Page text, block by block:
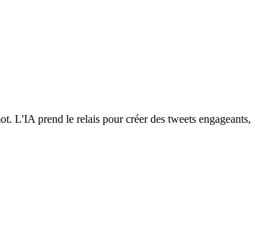
L'IA prend le relais pour créer des tweets engageants,